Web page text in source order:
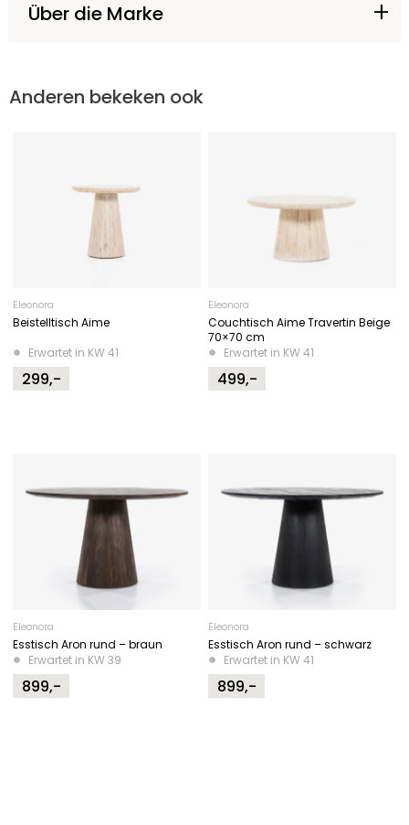
Über die Marke
Anderen bekeken ook
Eleonora
Beistelltisch Aime
Erwartet in KW 41
299,-
Eleonora
Couchtisch Aime Travertin Beige
70×70 cm
Erwartet in KW 41
499,-
Eleonora
Esstisch Aron rund – braun
Erwartet in KW 39
899,-
Eleonora
Esstisch Aron rund – schwarz
Erwartet in KW 41
899,-